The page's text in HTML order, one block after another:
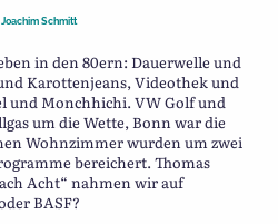
Joachim Schmitt
in den 80ern: Dauerwelle und
Karottenjeans, Videothek und
und Monchhichi. VW Golf und
um die Wette, Bonn war die
Wohnzimmer wurden um zwei
bereichert. Thomas
Acht“ nahmen wir auf
BASF?